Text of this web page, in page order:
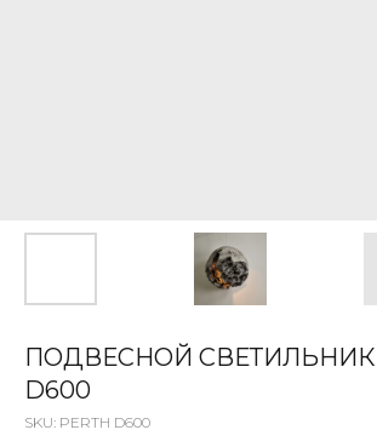
ПОДВЕСНОЙ СВЕТИЛЬНИК
D600
SKU: PERTH D600